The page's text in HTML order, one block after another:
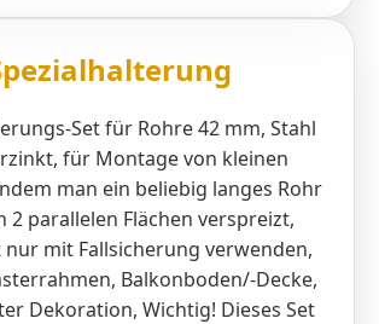
Set für Rohre 42 mm, Stahl
für Montage von kleinen
man ein beliebig langes Rohr
2 parallelen Flächen verspreizt,
mit Fallsicherung verwenden,
Balkonboden/-Decke,
Dekoration, Wichtig! Dieses Set